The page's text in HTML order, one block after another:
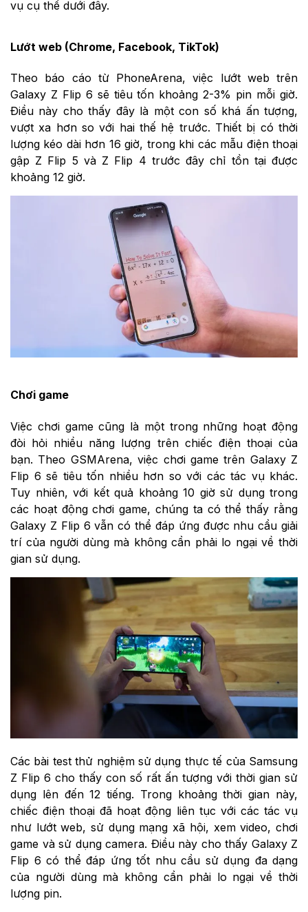
vụ cụ thể dưới đây.
Lướt web (Chrome, Facebook, TikTok)
Theo báo cáo từ PhoneArena, việc lướt web trên
Galaxy Z Flip 6 sẽ tiêu tốn khoảng 2-3% pin mỗi giờ.
Điều này cho thấy đây là một con số khá ấn tượng,
vượt xa hơn so với hai thế hệ trước. Thiết bị có thời
lượng kéo dài hơn 16 giờ, trong khi các mẫu điện thoại
gập Z Flip 5 và Z Flip 4 trước đây chỉ tồn tại được
khoảng 12 giờ.
Chơi game
Việc chơi game cũng là một trong những hoạt động
đòi hỏi nhiều năng lượng trên chiếc điện thoại của
bạn. Theo GSMArena, việc chơi game trên Galaxy Z
Flip 6 sẽ tiêu tốn nhiều hơn so với các tác vụ khác.
Tuy nhiên, với kết quả khoảng 10 giờ sử dụng trong
các hoạt động chơi game, chúng ta có thể thấy rằng
Galaxy Z Flip 6 vẫn có thể đáp ứng được nhu cầu giải
trí của người dùng mà không cần phải lo ngại về thời
gian sử dụng.
Các bài test thử nghiệm sử dụng thực tế của Samsung
Z Flip 6 cho thấy con số rất ấn tượng với thời gian sử
dụng lên đến 12 tiếng. Trong khoảng thời gian này,
chiếc điện thoại đã hoạt động liên tục với các tác vụ
như lướt web, sử dụng mạng xã hội, xem video, chơi
game và sử dụng camera. Điều này cho thấy Galaxy Z
Flip 6 có thể đáp ứng tốt nhu cầu sử dụng đa dạng
của người dùng mà không cần phải lo ngại về thời
lượng pin.